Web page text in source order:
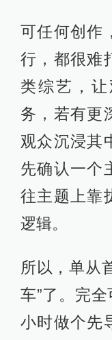
可任何创作
行，都很难
类综艺，
务，若有更
观众沉浸其
先确认一个
往主题上靠
逻辑。
所以，单从
车”了。完
小时做个先